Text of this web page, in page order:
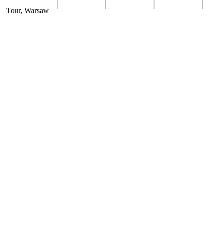
Tour, Warsaw